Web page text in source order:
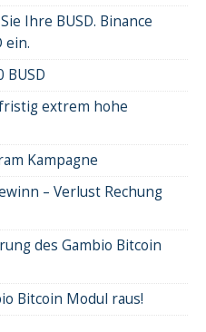
Ihre BUSD. Binance
ein.
BUSD
extrem hohe
Kampagne
– Verlust Rechung
des Gambio Bitcoin
Bitcoin Modul raus!